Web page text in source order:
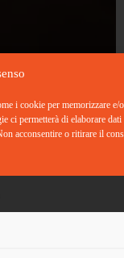
i cookie per memorizzare e/o
ci permetterà di elaborare
acconsentire o ritirare il